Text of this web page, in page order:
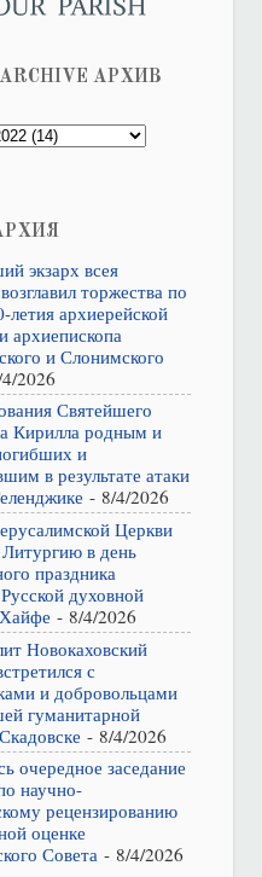
ARCHIVE АРХИВ
экзарх всея
торжества по
летия архиерейской
архиепископа
и Слонимского
2026
Святейшего
Кирилла родным и
и
в результате атаки
- 8/4/2026
Церкви
Литургию в день
праздника
духовной
- 8/4/2026
Новокаховский
с
и добровольцами
гуманитарной
- 8/4/2026
очередное заседание
научно-
рецензированию
оценке
Совета- 8/4/2026